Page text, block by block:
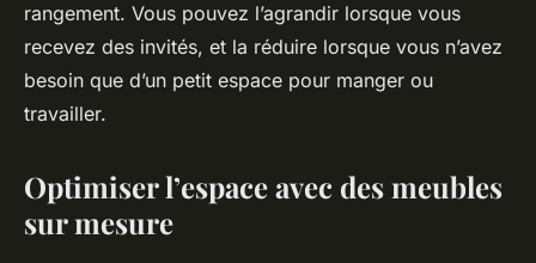
rangement. Vous pouvez l’agrandir lorsque vous
recevez des invités, et la réduire lorsque vous n’avez
besoin que d’un petit espace pour manger ou
travailler.
Optimiser l’espace avec des meubles
sur mesure